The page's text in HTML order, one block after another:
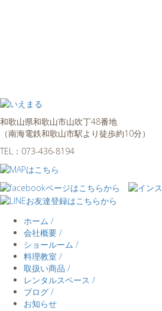
和歌山県和歌山市山吹丁48番地
（南海電鉄和歌山市駅より徒歩約10分）
TEL： 073-436-8194
ホーム /
会社概要 /
ショールーム /
料理教室 /
取扱い商品 /
レンタルスペース /
ブログ /
お知らせ